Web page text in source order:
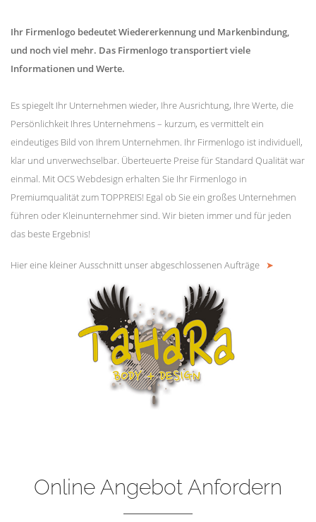
Ihr Firmenlogo bedeutet Wiedererkennung und Markenbindung,
und noch viel mehr. Das Firmenlogo transportiert viele
Informationen und Werte.
Es spiegelt Ihr Unternehmen wieder, Ihre Ausrichtung, Ihre Werte, die
Persönlichkeit Ihres Unternehmens – kurzum, es vermittelt ein
eindeutiges Bild von Ihrem Unternehmen. Ihr Firmenlogo ist individuell,
klar und unverwechselbar. Überteuerte Preise für Standard Qualität war
einmal. Mit OCS Webdesign erhalten Sie Ihr Firmenlogo in
Premiumqualität zum TOPPREIS! Egal ob Sie ein großes Unternehmen
führen oder Kleinunternehmer sind. Wir bieten immer und für jeden
das beste Ergebnis!
Hier eine kleiner Ausschnitt unser abgeschlossenen Aufträge ➤
Online Angebot Anfordern